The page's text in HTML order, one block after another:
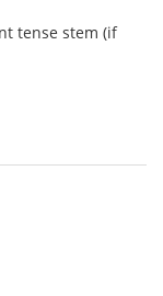
tense stem (if